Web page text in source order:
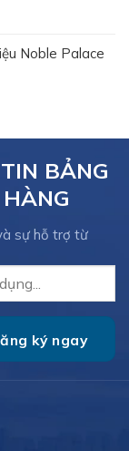
Noble Palace
BẢNG
sự hỗ trợ từ